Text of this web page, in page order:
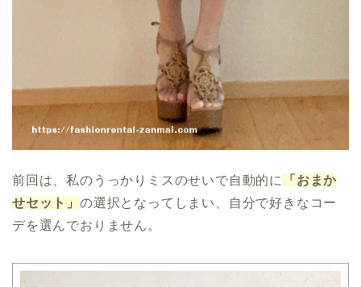
前回は、私のうっかりミスのせいで自動的に
「おまか
せセット」 の選択となってしまい、自分で好きなコー
デを選んでおりません。